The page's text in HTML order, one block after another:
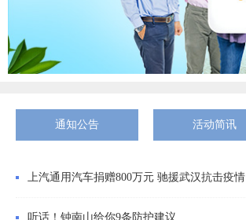
通知公告 活动简讯
上汽通用汽车捐赠800万元 驰援武汉抗击疫情
听话！钟南山给你9条防护建议